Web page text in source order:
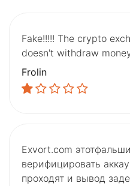
Fake!!!!! The crypto
doesn't withdraw
Frolin
Exvort.com
верифицировать
проходят и вывод